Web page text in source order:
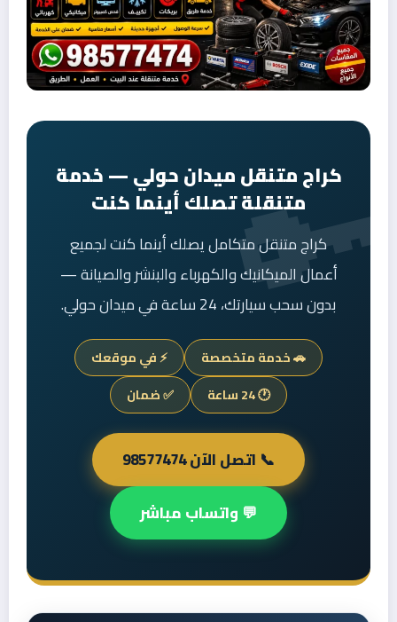
كراج متنقل ميدان حولي — خدمة
متنقلة تصلك أينما كنت
كراج متنقل متكامل يصلك أينما كنت لجميع
أعمال الميكانيك والكهرباء والبنشر والصيانة —
بدون سحب سيارتك، 24 ساعة في ميدان حولي.
🚗 خدمة متخصصة
⚡ في موقعك
🕐 24 ساعة
✅ ضمان
📞 اتصل الآن 98577474
💬 واتساب مباشر